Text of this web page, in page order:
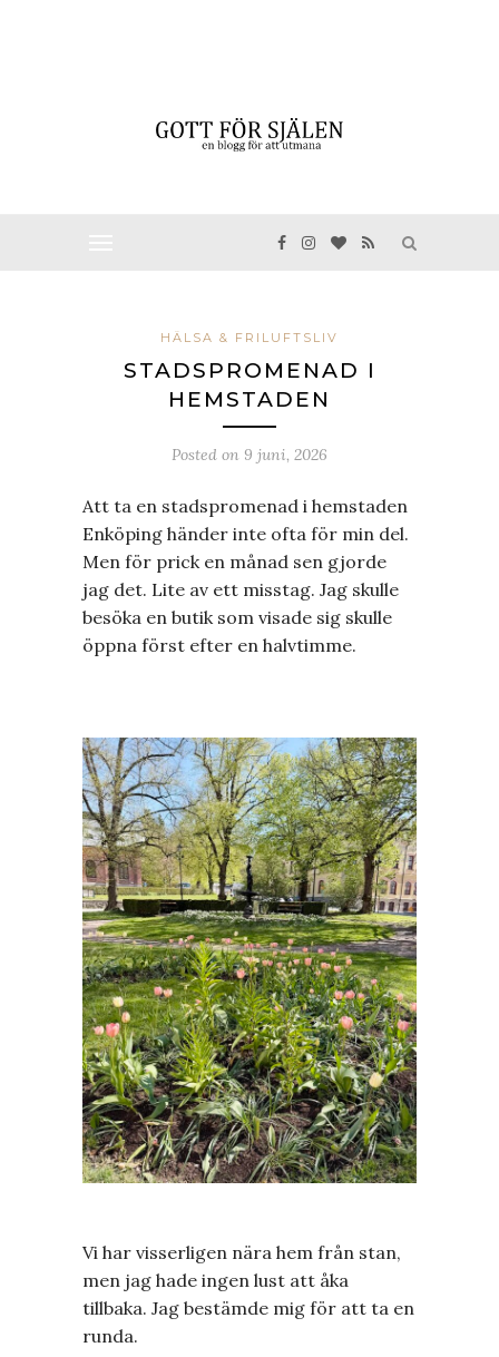
HÄLSA & FRILUFTSLIV
STADSPROMENAD I
HEMSTADEN
Posted on 9 juni, 2026
Att ta en stadspromenad i hemstaden
Enköping händer inte ofta för min del.
Men för prick en månad sen gjorde
jag det. Lite av ett misstag. Jag skulle
besöka en butik som visade sig skulle
öppna först efter en halvtimme.
Vi har visserligen nära hem från stan,
men jag hade ingen lust att åka
tillbaka. Jag bestämde mig för att ta en
runda.